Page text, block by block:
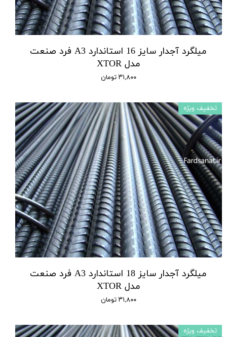
میلگرد آجدار سایز 16 استاندارد A3 فرد صنعت
مدل XTOR
۳۱,۸۰۰ تومان
میلگرد آجدار سایز 18 استاندارد A3 فرد صنعت
مدل XTOR
۳۱,۸۰۰ تومان
تخفیف ویژه
تخفیف ویژه